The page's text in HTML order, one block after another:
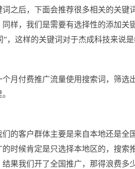
词之后，下面会推荐很多相关的关
样，我们是需要有选择性的添加关
”，这样的关键词对于杰成科技来说
月付费推广流量使用搜索词，筛选
的客户群体主要是来自本地还是
时候肯定是只选择本地区的，搜索
果我们开了全国推广，那得浪费